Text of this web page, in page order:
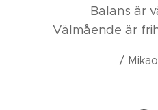
Balans är
Välmående är
/